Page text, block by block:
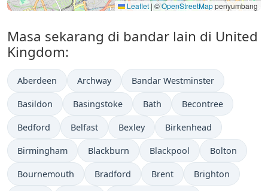
Leaflet | ©OpenStreetMappenyumbang
Masa sekarang di bandar lain di United
Kingdom:
Aberdeen Archway Bandar Westminster
Basildon Basingstoke Bath Becontree
Bedford Belfast Bexley Birkenhead
Birmingham Blackburn Blackpool Bolton
Bournemouth Bradford Brent Brighton